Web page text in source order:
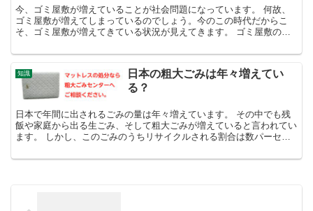
今、ゴミ屋敷が増えていることが社会問題になっています。 何故、
ゴミ屋敷が増えてしまっているのでしょう。今のこの時代だからこ
そ、ゴミ屋敷が増えてきている状況が見えてきます。 ゴミ屋敷の住
知識
日本の粗大ごみは年々増えてい
る？
日本で年間に出されるごみの量は年々増えています。 その中でも残
飯や家庭から出る生ごみ、そして粗大ごみが増えていると言われてい
ます。 しかし、このごみのうちリサイクルされる割合は数パーセン